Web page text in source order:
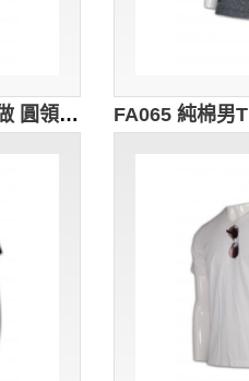
FA069 時尚貼布TEE訂做 圓領棉TEE在線訂購 T恤網站